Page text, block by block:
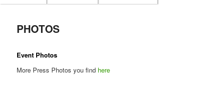
PHOTOS
Event Photos
More Press Photos you find here